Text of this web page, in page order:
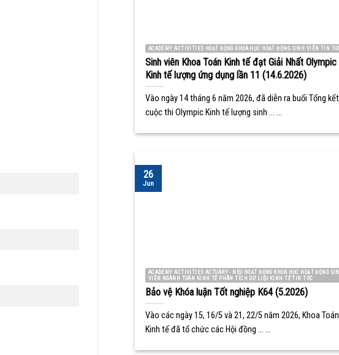
ACADEMY ACTIVITIES HOẠT ĐỘNG KHOA HỌC HOẠT ĐỘNG SINH VIÊN TIN
Sinh viên Khoa Toán Kinh tế đạt Giải Nhất Olympic
Kinh tế lượng ứng dụng lần 11 (14.6.2026)
Vào ngày 14 tháng 6 năm 2026, đã diễn ra buổi Tổng kết
cuộc thi Olympic Kinh tế lượng sinh ... ...
ACADEMY ACTIVITIES ACTUARY - NEU HOẠT ĐỘNG KHOA HỌC HOẠT ĐỘNG
VIÊN NGÀNH TOÁN KINH TẾ PHÂN TÍCH DỮ LIỆU KINH TẾ TIN TỨC
Bảo vệ Khóa luận Tốt nghiệp K64 (5.2026)
Vào các ngày 15, 16/5 và 21, 22/5 năm 2026, Khoa Toán
Kinh tế đã tổ chức các Hội đồng ... ...
26
Jun